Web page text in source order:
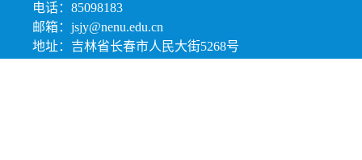
电话：85098183
邮箱：jsjy@nenu.edu.cn
地址：吉林省长春市人民大街5268号